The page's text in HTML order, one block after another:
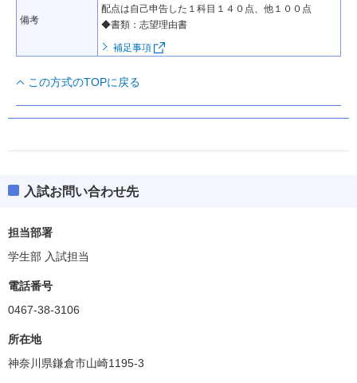
備考
配点は自己申告した１科目１４０点、他１００点
◆書類：志望理由書
補足事項
この方式のTOPに戻る
入試お問い合わせ先
担当部署
学生部 入試担当
電話番号
0467-38-3106
所在地
神奈川県鎌倉市山崎1195-3